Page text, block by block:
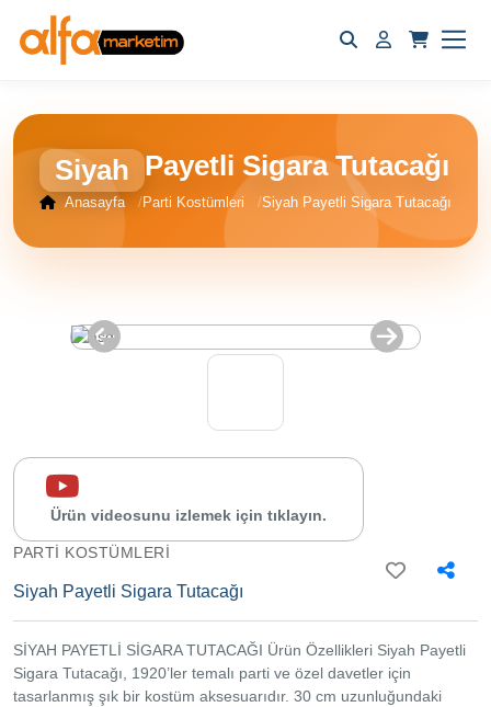
Ana
Ürünler
Hakkımızda
İletişim
Sipariş
Takibi
Yardım
Merkezi
İletişim
0534
Siyah Payetli Sigara Tutacağı
Anasayfa Parti Kostümleri Siyah Payetli Sigara Tutacağı
Ürün videosunu izlemek için tıklayın.
PARTI KOSTÜMLERI
Siyah Payetli Sigara Tutacağı
SİYAH PAYETLİ SİGARA TUTACAĞI Ürün Özellikleri Siyah Payetli
Sigara Tutacağı, 1920’ler temalı parti ve özel davetler için
tasarlanmış şık bir kostüm aksesuarıdır. 30 cm uzunluğundaki